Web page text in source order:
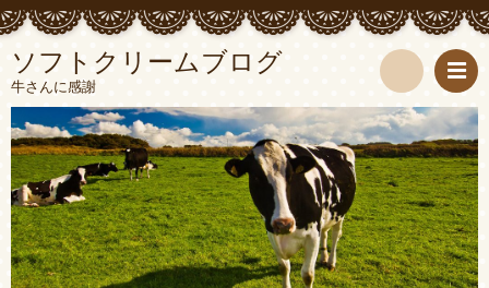
ソフトクリームブログ
牛さんに感謝
検
索